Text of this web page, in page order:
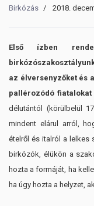
Birkózás 2018.
Első ízben
az élversenyzőket és
pallérozódó fiatalokat
délutántól (körülbelül
mindent elárul arról,
ételről és italról a lelkes
birkózók, élükön a
hozta a formáját, ha
ha úgy hozta a helyzet,